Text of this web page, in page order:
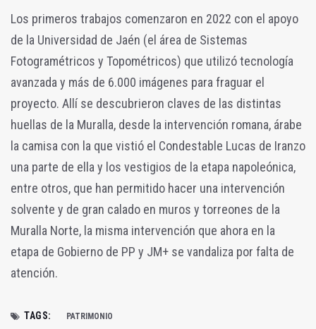
Los primeros trabajos comenzaron en 2022 con el apoyo
de la Universidad de Jaén (el área de Sistemas
Fotogramétricos y Topométricos) que utilizó tecnología
avanzada y más de 6.000 imágenes para fraguar el
proyecto. Allí se descubrieron claves de las distintas
huellas de la Muralla, desde la intervención romana, árabe
la camisa con la que vistió el Condestable Lucas de Iranzo
una parte de ella y los vestigios de la etapa napoleónica,
entre otros, que han permitido hacer una intervención
solvente y de gran calado en muros y torreones de la
Muralla Norte, la misma intervención que ahora en la
etapa de Gobierno de PP y JM+ se vandaliza por falta de
atención.
TAGS: PATRIMONIO